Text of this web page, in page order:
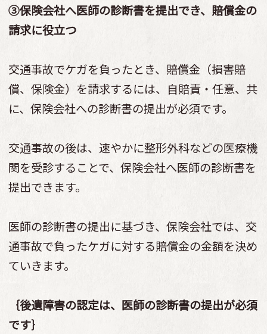
③保険会社へ医師の診断書を提出でき、賠償金の
請求に役立つ
交通事故でケガを負ったとき、賠償金（損害賠
償、保険金）を請求するには、自賠責・任意、共
に、保険会社への診断書の提出が必須です。
交通事故の後は、速やかに整形外科などの医療機
関を受診することで、保険会社へ医師の診断書を
提出できます。
医師の診断書の提出に基づき、保険会社では、交
通事故で負ったケガに対する賠償金の金額を決め
ていきます。
｛後遺障害の認定は、医師の診断書の提出が必須
です｝